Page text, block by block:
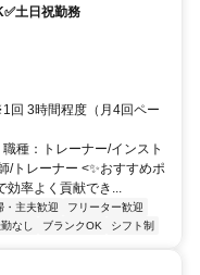
土日祝勤務
回 3時間程度（月4回ペー
種：トレーナー/インスト
/トレーナー <✨おすすめポ
効率よく貢献でき...
・主夫歓迎
フリーター歓迎
なし ブランクOK シフト制